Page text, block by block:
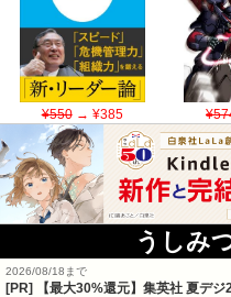
¥550→ ¥385
うしみ
2026/08/18まで
[PR]
【最大30%還元】集英社 夏デ